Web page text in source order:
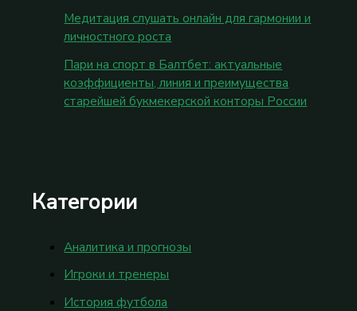
Медитация слушать онлайн для гармонии и
личностного роста
Пари на спорт в Балтбет: актуальные
коэффициенты, линия и преимущества
старейшей букмекерской конторы России
Категории
Аналитика и прогнозы
Игроки и тренеры
История футбола